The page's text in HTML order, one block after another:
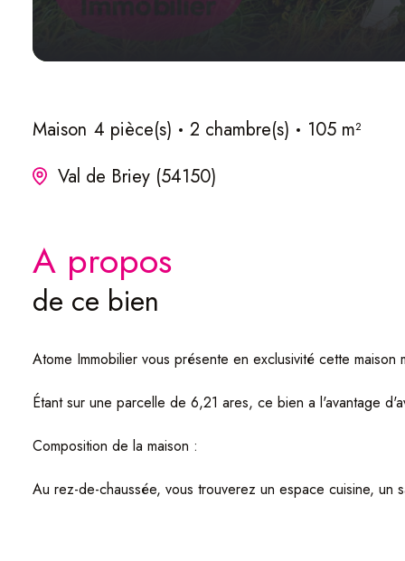
Maison 4 pièce(s) 2 chambre(s)
105 m²
Val de Briey (54150)
a propos
de ce bien
Atome Immobilier vous présente en exclusivité cette
Étant sur une parcelle de 6,21 ares, ce bien a l'avantage
Composition de la maison :
Au rez-de-chaussée, vous trouverez un espace cuisine,
À l'étage se trouve l'espace nuit avec ses deux chambres